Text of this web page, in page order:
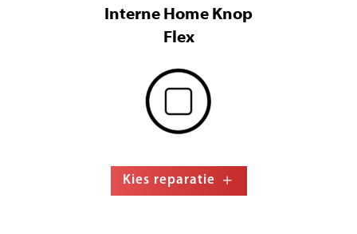
Interne Home Knop
Flex
Kies reparatie